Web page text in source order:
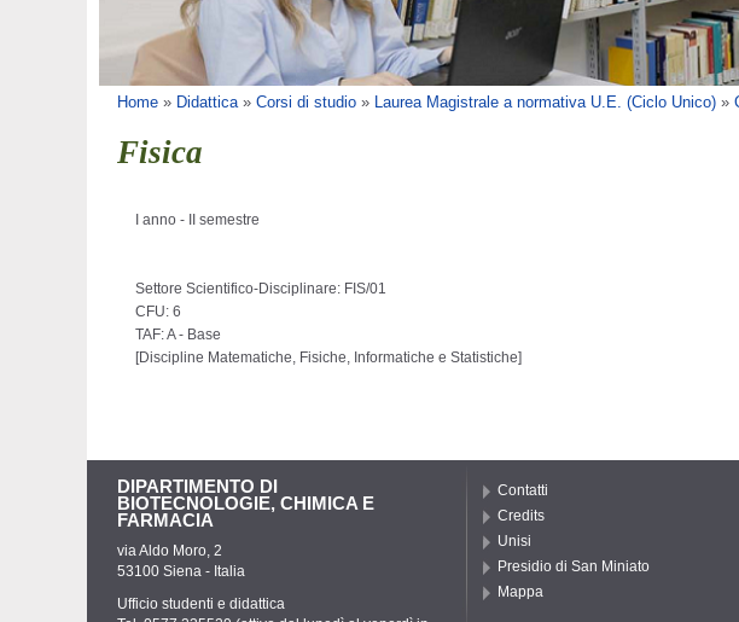
Tu sei qui
Home » Didattica» Corsi di studio » Laurea Magistrale a normativa U.E. (Ciclo Unico) »
Fisica
I anno - II semestre
Settore Scientifico-Disciplinare: FIS/01
CFU: 6
TAF: A - Base
[Discipline Matematiche, Fisiche, Informatiche e Statistiche]
DIPARTIMENTO DI
BIOTECNOLOGIE, CHIMICA E
FARMACIA
via Aldo Moro, 2
53100 Siena - Italia
Ufficio studenti e didattica
Contatti
Credits
Unisi
Presidio di San Miniato
Mappa